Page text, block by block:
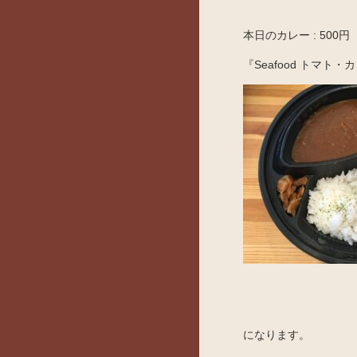
本日のカレー : 500円
『Seafood トマト・
になります。